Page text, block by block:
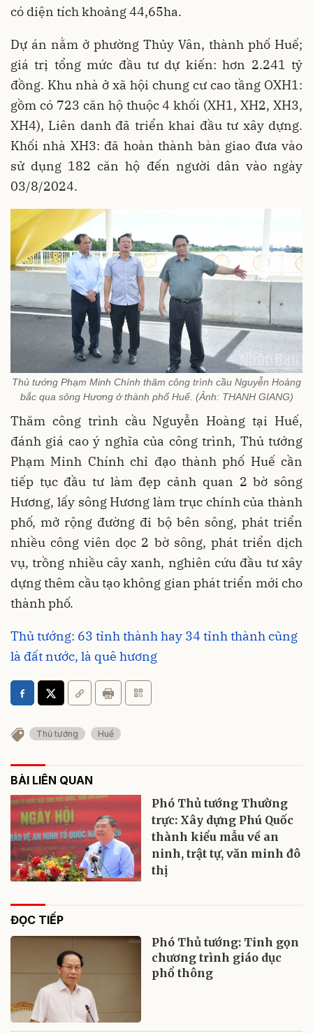
có diện tích khoảng 44,65ha.
Dự án nằm ở phường Thủy Vân, thành phố Huế;
giá trị tổng mức đầu tư dự kiến: hơn 2.241 tỷ
đồng. Khu nhà ở xã hội chung cư cao tầng OXH1:
gồm có 723 căn hộ thuộc 4 khối (XH1, XH2, XH3,
XH4), Liên danh đã triển khai đầu tư xây dựng.
Khối nhà XH3: đã hoàn thành bàn giao đưa vào
sử dụng 182 căn hộ đến người dân vào ngày
03/8/2024.
Thủ tướng Phạm Minh Chính thăm công trình cầu Nguyễn Hoàng
bắc qua sông Hương ở thành phố Huế. (Ảnh: THANH GIANG)
Thăm công trình cầu Nguyễn Hoàng tại Huế,
đánh giá cao ý nghĩa của công trình, Thủ tướng
Phạm Minh Chính chỉ đạo thành phố Huế cần
tiếp tục đầu tư làm đẹp cảnh quan 2 bờ sông
Hương, lấy sông Hương làm trục chính của thành
phố, mở rộng đường đi bộ bên sông, phát triển
nhiều công viên dọc 2 bờ sông, phát triển dịch
vụ, trồng nhiều cây xanh, nghiên cứu đầu tư xây
dựng thêm cầu tạo không gian phát triển mới cho
thành phố.
Thủ tướng: 63 tỉnh thành hay 34 tỉnh thành cũng
là đất nước, là quê hương
Thủ tướng Huế
BÀI LIÊN QUAN
Phó Thủ tướng Thường
trực: Xây dựng Phú Quốc
thành kiểu mẫu về an
ninh, trật tự, văn minh đô
thị
ĐỌC TIẾP
Phó Thủ tướng: Tinh gọn
chương trình giáo dục
phổ thông